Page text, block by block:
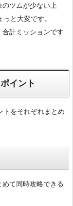
ツムが少ない上
と大変です。
計ミッションです
イント
トをそれぞれまとめ
て同時攻略できる